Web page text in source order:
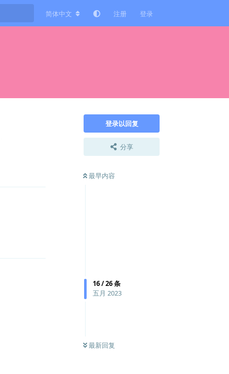
简体中文 注册 登录
登录以回复
分享
最早内容
16/26条
五月 2023
最新回复